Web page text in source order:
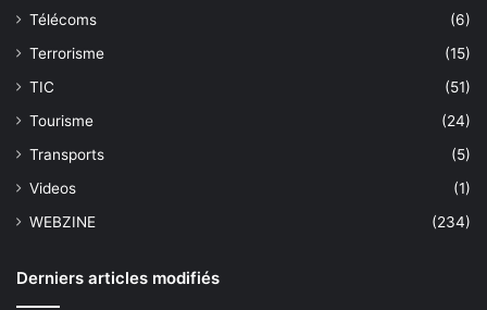
Télécoms
(6)
Terrorisme
(15)
TIC
(51)
Tourisme
(24)
Transports
(5)
Videos
(1)
WEBZINE
(234)
Derniers articles modifiés